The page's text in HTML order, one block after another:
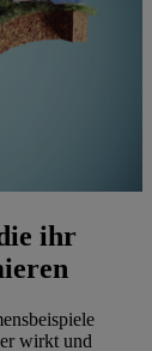
ihr
wirkt und